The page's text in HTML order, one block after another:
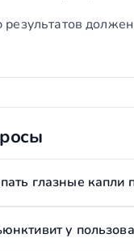
глазные капли
у